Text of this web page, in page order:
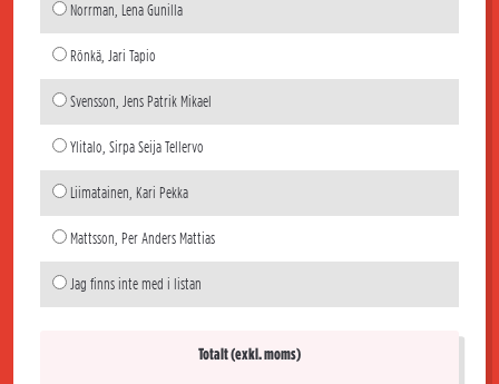
Norrman, Lena Gunilla
Rönkä, Jari Tapio
Svensson, Jens Patrik Mikael
Ylitalo, Sirpa Seija Tellervo
Liimatainen, Kari Pekka
Mattsson, Per Anders Mattias
Jag finns inte med i listan
Totalt (exkl. moms)